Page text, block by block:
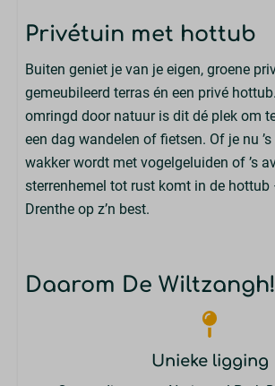
Buitenleven
Tuin
Terras
Parasol
Tuinset
Ligging
Familie/Kinderen
Kinderstoel (bij te boeken)
Kinderbedje (bij te boeken)
Privétuin met hottub
Buiten geniet je van je eigen, groene
gemeubileerd terras én een privé
omringd door natuur is dit dé plek om
een dag wandelen of fietsen. Of je nu
wakker wordt met vogelgeluiden of ’s
sterrenhemel tot rust komt in de hottub
Drenthe op z’n best.
Daarom De Wiltzangh!
Unieke ligging